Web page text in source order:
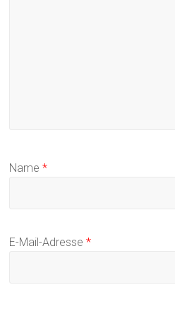
Name*
E-Mail-Adresse*